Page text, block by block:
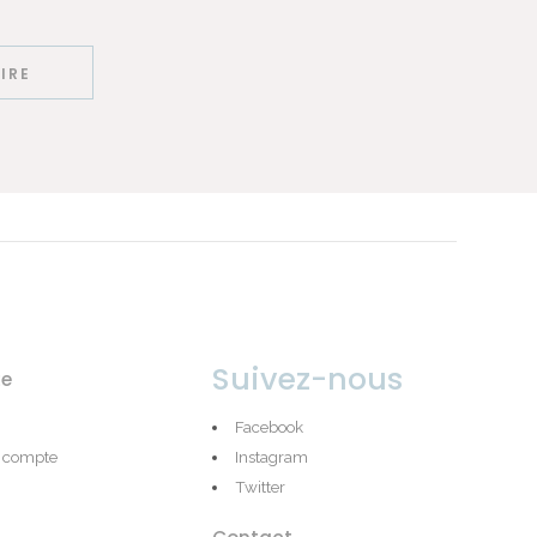
compte
Suivez-nous
Facebook
Instagram
Twitter